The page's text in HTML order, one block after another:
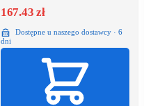
167.43 zł
Dostępne u naszego dostawcy · 6
dni